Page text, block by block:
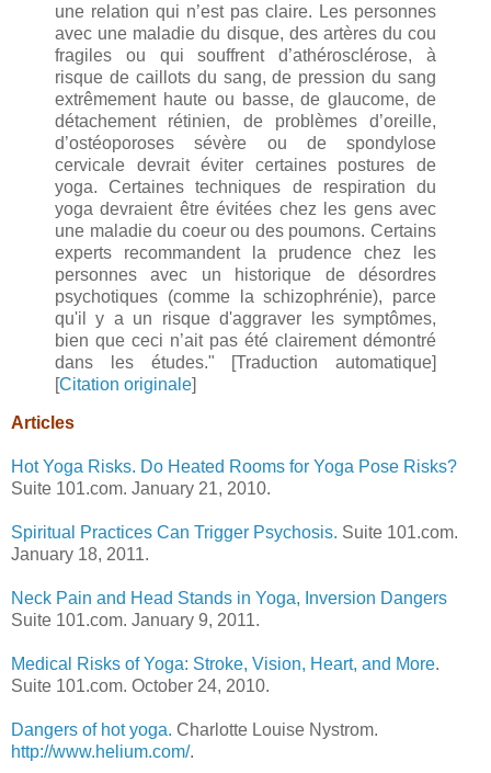
une relation qui n’est pas claire. Les personnes
avec une maladie du disque, des artères du cou
fragiles ou qui souffrent d’athérosclérose, à
risque de caillots du sang, de pression du sang
extrêmement haute ou basse, de glaucome, de
détachement rétinien, de problèmes d’oreille,
d’ostéoporoses sévère ou de spondylose
cervicale devrait éviter certaines postures de
yoga. Certaines techniques de respiration du
yoga devraient être évitées chez les gens avec
une maladie du coeur ou des poumons. Certains
experts recommandent la prudence chez les
personnes avec un historique de désordres
psychotiques (comme la schizophrénie), parce
qu'il y a un risque d'aggraver les symptômes,
bien que ceci n’ait pas été clairement démontré
dans les études." [Traduction automatique]
[Citation originale]
Articles
Hot Yoga Risks. Do Heated Rooms for Yoga Pose Risks?
Suite 101.com. January 21, 2010.
Spiritual Practices Can Trigger Psychosis. Suite 101.com.
January 18, 2011.
Neck Pain and Head Stands in Yoga, Inversion Dangers
Suite 101.com. January 9, 2011.
Medical Risks of Yoga: Stroke, Vision, Heart, and More.
Suite 101.com. October 24, 2010.
Dangers of hot yoga. Charlotte Louise Nystrom.
http://www.helium.com/.